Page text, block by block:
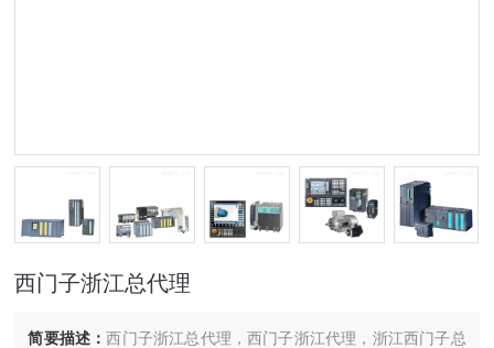
西门子浙江总代理
简要描述：西门子浙江总代理，西门子浙江代理，浙江西门子总